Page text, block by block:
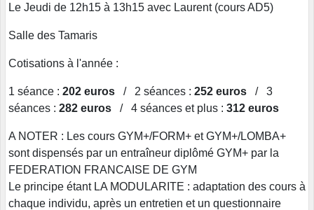
Le Jeudi de 12h15 à 13h15 avec Laurent (cours AD5)
Salle des Tamaris
Cotisations à l'année :
1 séance : 202 euros / 2 séances : 252 euros / 3
séances : 282 euros / 4 séances et plus : 312 euros
A NOTER : Les cours GYM+/FORM+ et GYM+/LOMBA+
sont dispensés par un entraîneur diplômé GYM+ par la
FEDERATION FRANCAISE DE GYM
Le principe étant LA MODULARITE : adaptation des cours à
chaque individu, après un entretien et un questionnaire